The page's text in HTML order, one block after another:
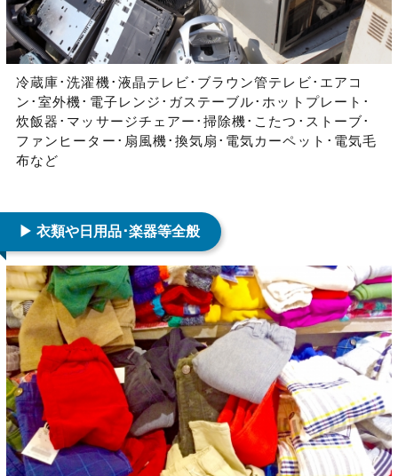
冷蔵庫･洗濯機･液晶テレビ･ブラウン管テレビ･エアコ
ン･室外機･電子レンジ･ガステーブル･ホットプレート･
炊飯器･マッサージチェアー･掃除機･こたつ･ストーブ･
ファンヒーター･扇風機･換気扇･電気カーペット･電気毛
布など
▶ 衣類や日用品･楽器等全般